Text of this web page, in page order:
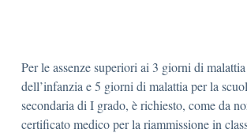
Per le assenze superiori ai 3 giorni di
dell’infanzia e 5 giorni di malattia per la
secondaria di I grado, è richiesto, come da
certificato medico per la riammissione in